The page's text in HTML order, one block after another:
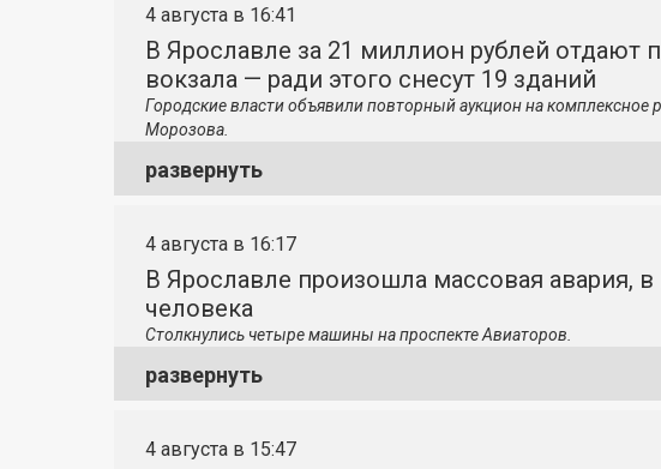
4 августа в 16:41
В Ярославле за 21 миллион рублей отдают
вокзала — ради этого снесут 19 зданий
Городские власти объявили повторный аукцион на комплексное
Морозова.
развернуть
4 августа в 16:17
В Ярославле произошла массовая авария,
человека
Столкнулись четыре машины на проспекте Авиаторов.
развернуть
4 августа в 15:47